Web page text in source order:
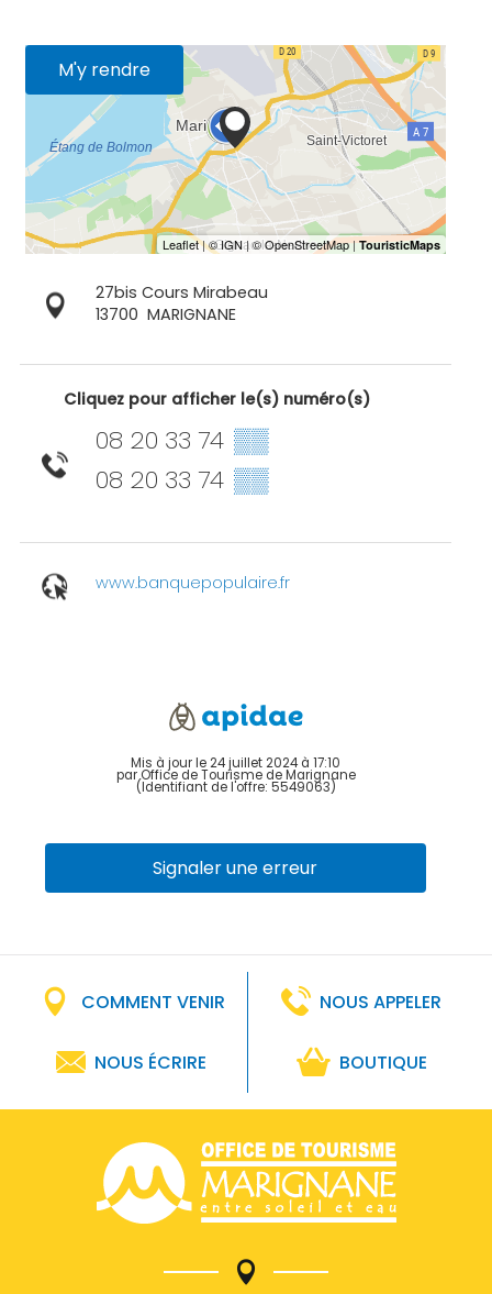
M'y rendre
27bis Cours Mirabeau
13700 MARIGNANE
Cliquez pour afficher le(s) numéro(s)
08 20 33 74 ▒▒
08 20 33 74 ▒▒
www.banquepopulaire.fr
Mis à jour le 24 juillet 2024 à 17:10
par Office de Tourisme de Marignane
(Identifiant de l'offre: 5549063)
Signaler une erreur
COMMENT VENIR NOUS APPELER
NOUS ÉCRIRE BOUTIQUE